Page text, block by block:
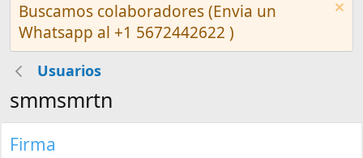
Buscamos colaboradores (Envia un
Whatsapp al +1 5672442622 )
Usuarios
smmsmrtn
Firma